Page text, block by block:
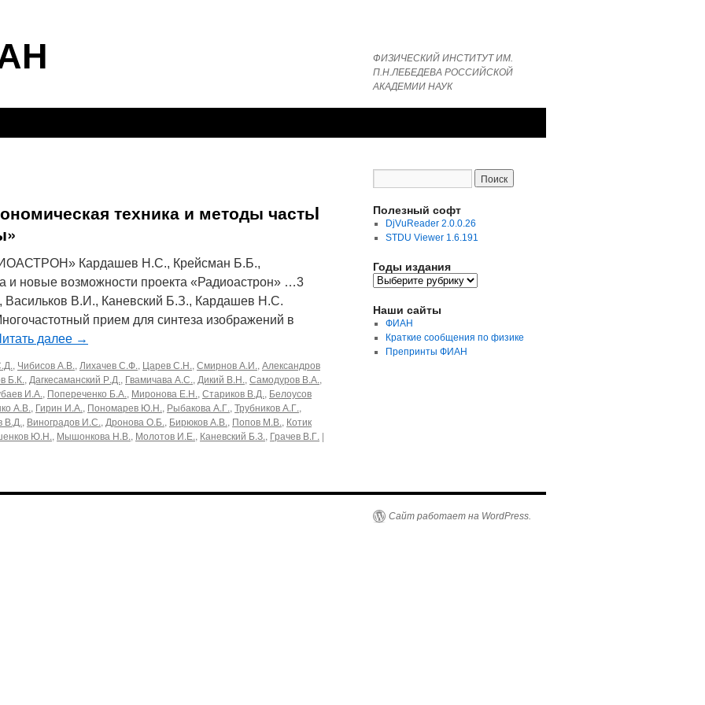
ФИЗИЧЕСКИЙ ИНСТИТУТ ИМ.
П.Н.ЛЕБЕДЕВА РОССИЙСКОЙ
АКАДЕМИИ НАУК
техника и методы частьI
Кардашев Н.С., Крейсман Б.Б.,
новые возможности проекта «Радиоастрон» …3
В.И., Каневский Б.З., Кардашев Н.С.
прием для синтеза изображений в
далее →
, Чибисов А.В., Лихачев С.Ф., Царев С.Н., Смирнов А.И., Александров
Б.К., Дагкесаманский Р.Д., Гвамичава А.С., Дикий В.Н., Самодуров В.А.,
И.А., Попереченко Б.А., Миронова Е.Н., Стариков В.Д., Белоусов
А.В., Гирин И.А., Пономарев Ю.Н., Рыбакова А.Г., Трубников А.Г.,
В.Д., Виноградов И.С., Дронова О.Б., Бирюков А.В., Попов М.В., Котик
Ю.Н., Мышонкова Н.В., Молотов И.Е., Каневский Б.З., Грачев В.Г. |
Полезный софт
DjVuReader 2.0.0.26
STDU Viewer 1.6.191
Годы издания
Годы
Наши сайты
ФИАН
Краткие сообщения по физике
Препринты ФИАН
Сайт работает на WordPress.